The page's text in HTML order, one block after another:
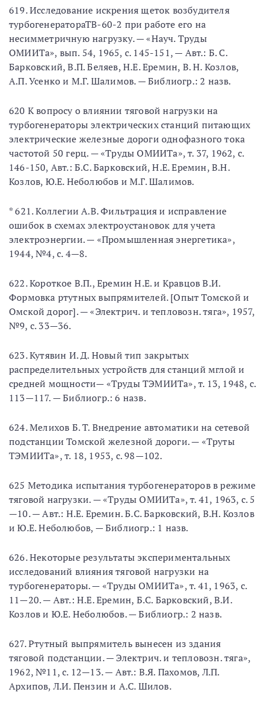
619. Исследование искрения щеток возбудителя
турбогенератораТВ-60-2 при работе его на
несимметричную нагрузку. — «Науч. Труды
ОМИИТа», вып. 54, 1965, с. 145-151, — Авт.: Б. С.
Барковский, В.П. Беляев, Н.Е. Еремин, В. Н. Козлов,
А.П. Усенко и М.Г. Шалимов. — Библиогр.: 2 назв.
620 К вопросу о влиянии тяговой нагрузки на
турбогенераторы электрических станций питающих
электрические железные дороги однофазного тока
частотой 50 герц. — «Труды ОМИИТа», т. 37, 1962, с.
146-150, Авт.: Б.С. Барковский, Н.Е. Еремин, В.Н.
Козлов, Ю.Е. Неболюбов и М.Г. Шалимов.
* 621. Коллегии А.В. Фильтрация и исправление
ошибок в схемах электроустановок для учета
электроэнергии. — «Промышленная энергетика»,
1944, №4, с. 4—8.
622. Короткое В.П., Еремин Н.Е. и Кравцов В.И.
Формовка ртутных выпрямителей. [Опыт Томской и
Омской дорог]. — «Электрич. и тепловозн. тяга», 1957,
№9, с. 33—36.
623. Кутявин И. Д. Новый тип закрытых
распределительных устройств для станций мглой и
средней мощности— «Труды ТЭМИИТа», т. 13, 1948, с.
113—117. — Библиогр.: 6 назв.
624. Мелихов Б. Т. Внедрение автоматики на сетевой
подстанции Томской железной дороги. — «Труты
ТЭМИИТа», т. 18, 1953, с. 98—102.
625 Методика испытания турбогенераторов в режиме
тяговой нагрузки. — «Труды ОМИИТа», т. 41, 1963, с. 5
—10. — Авт.: Н.Е. Еремин. Б.С. Барковский, В.Н. Козлов
и Ю.Е. Неболюбов, — Библиогр.: 1 назв.
626. Некоторые результаты экспериментальных
исследований влияния тяговой нагрузки на
турбогенераторы. — «Труды ОМИИТа», т. 41, 1963, с.
11—20. — Авт.: Н.Е. Еремин, Б.С. Барковский, В.И.
Козлов и Ю.Е. Неболюбов. — Библиогр.: 2 назв.
627. Ртутный выпрямитель вынесен из здания
тяговой подстанции. — Электрич. и тепловозн. тяга»,
1962, №11, с. 12—13. — Авт.: В.Я. Пахомов, Л.П.
Архипов, Л.И. Пензин и А.С. Шилов.